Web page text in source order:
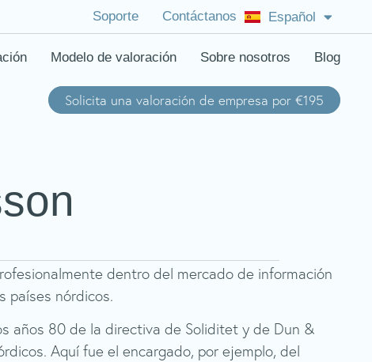
Soporte Contáctanos Español
English (US)
Modelo de valoración Sobre nosotros Blog
Solicita una valoración de empresa por €195
dentro del mercado de información
países nórdicos.
años 80 de la directiva de Soliditet y de Dun &
Aquí fue el encargado, por ejemplo, del